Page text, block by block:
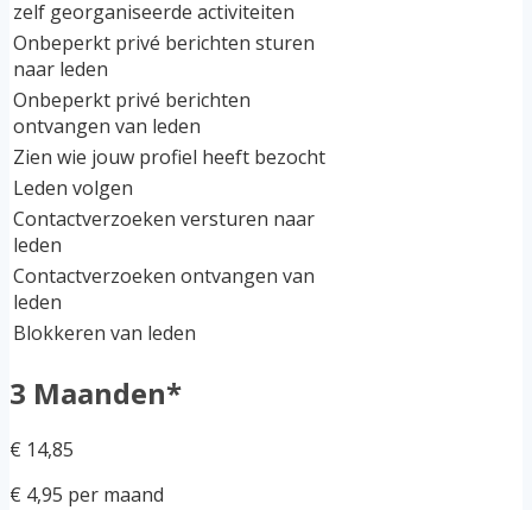
zelf georganiseerde activiteiten
Onbeperkt privé berichten sturen
naar leden
Onbeperkt privé berichten
ontvangen van leden
Zien wie jouw profiel heeft bezocht
Leden volgen
Contactverzoeken versturen naar
leden
Contactverzoeken ontvangen van
leden
Blokkeren van leden
3 Maanden*
€ 14,85
€ 4,95 per maand